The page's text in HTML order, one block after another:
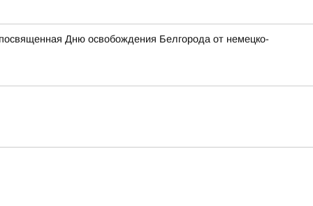
Дню освобождения Белгорода от немецко-